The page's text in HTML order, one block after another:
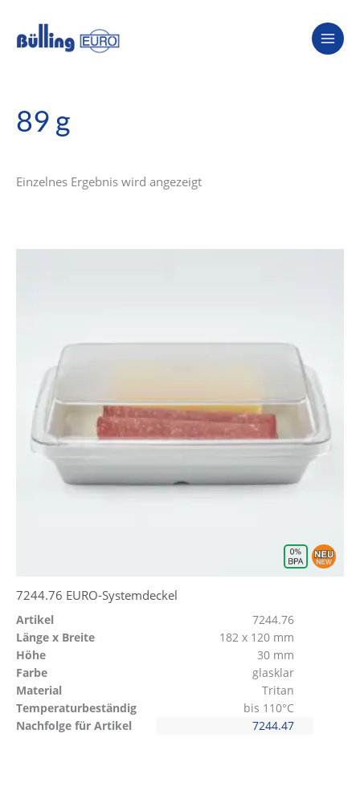
springen
89 g
Einzelnes Ergebnis wird angezeigt
7244.76 EURO-Systemdeckel
Artikel
7244.76
Länge x Breite
182 x 120 mm
Höhe
30 mm
Farbe
glasklar
Material
Tritan
Temperaturbeständig
bis 110°C
Nachfolge für Artikel
7244.47